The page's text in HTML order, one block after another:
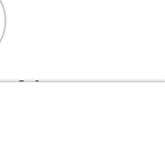
autoaid stecken